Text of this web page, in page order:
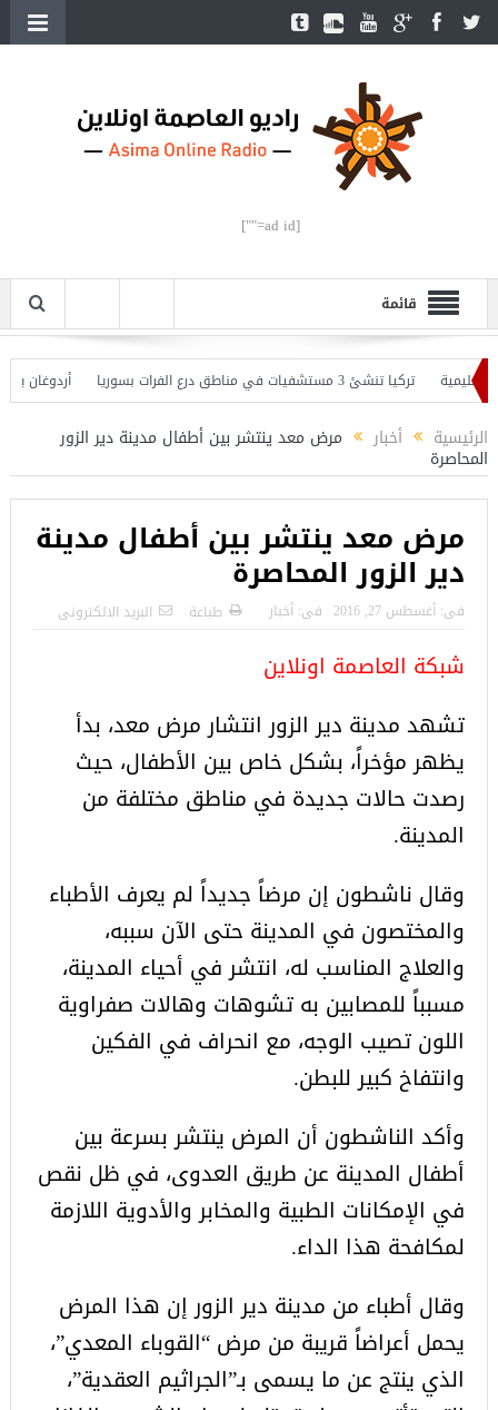
[ad id=""]
قائمة
تركيا تنشئ 3 مستشفيات في مناطق درع الفرات بسوريا
أردوغان يفتتح
الرئيسية أخبار مرض معد ينتشر بين أطفال مدينة دير الزور
المحاصرة
مرض معد ينتشر بين أطفال مدينة
دير الزور المحاصرة
فى: أغسطس 27, 2016 فى: أخبار طباعة البريد الالكترونى
شبكة العاصمة اونلاين
تشهد مدينة دير الزور انتشار مرض معد، بدأ
يظهر مؤخراً، بشكل خاص بين الأطفال، حيث
رصدت حالات جديدة في مناطق مختلفة من
المدينة.
وقال ناشطون إن مرضاً جديداً لم يعرف الأطباء
والمختصون في المدينة حتى الآن سببه،
والعلاج المناسب له، انتشر في أحياء المدينة،
مسبباً للمصابين به تشوهات وهالات صفراوية
اللون تصيب الوجه، مع انحراف في الفكين
وانتفاخ كبير للبطن.
وأكد الناشطون أن المرض ينتشر بسرعة بين
أطفال المدينة عن طريق العدوى، في ظل نقص
في الإمكانات الطبية والمخابر والأدوية اللازمة
لمكافحة هذا الداء.
وقال أطباء من مدينة دير الزور إن هذا المرض
يحمل أعراضاً قريبة من مرض “القوباء المعدي”،
الذي ينتج عن ما يسمى بـ”الجراثيم العقدية”،